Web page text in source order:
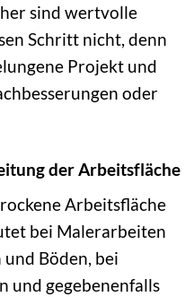
sind wertvolle
Schritt nicht, denn
Projekt und
oder
der Arbeitsfläche
Arbeitsfläche
bei Malerarbeiten
Böden, bei
und gegebenenfalls